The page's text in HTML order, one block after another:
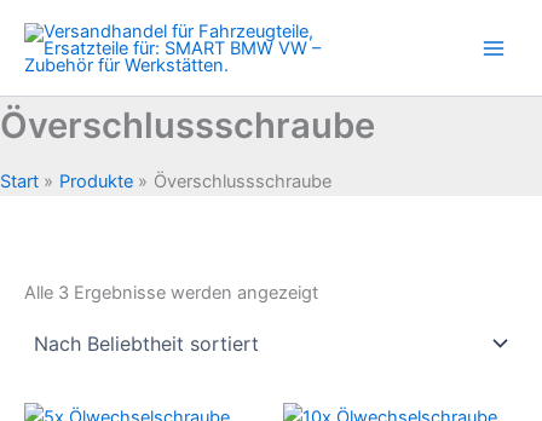
Inhalt
springen
Överschlussschraube
Start Produkte Överschlussschraube
Alle 3 Ergebnisse werden angezeigtNach